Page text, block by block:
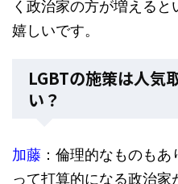
く政治家の方が増える
嬉しいです。
LGBTの施策は人気
い？
加藤 ：倫理的なものも
って打算的になる政治